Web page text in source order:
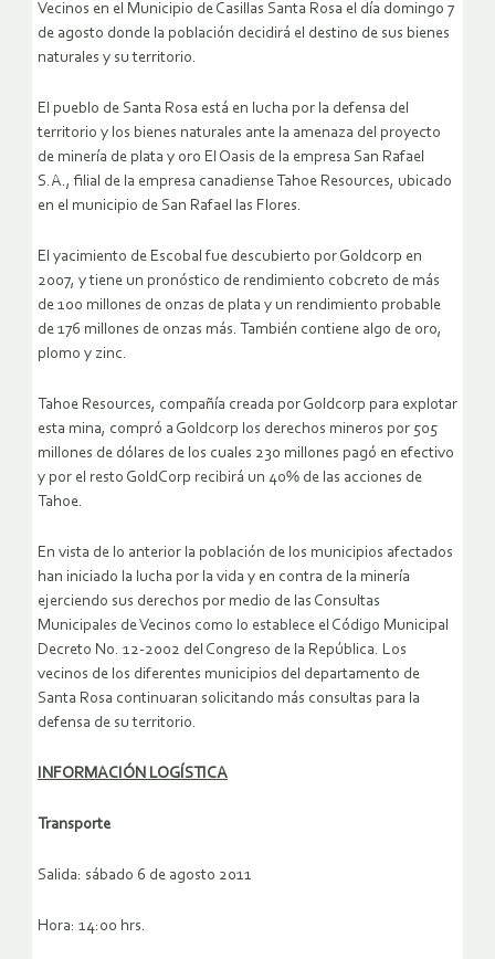
Vecinos en el Municipio de Casillas Santa Rosa el día domingo 7
de agosto donde la población decidirá el destino de sus bienes
naturales y su territorio.
El pueblo de Santa Rosa está en lucha por la defensa del
territorio y los bienes naturales ante la amenaza del proyecto
de minería de plata y oro El Oasis de la empresa San Rafael
S.A., filial de la empresa canadiense Tahoe Resources, ubicado
en el municipio de San Rafael las Flores.
El yacimiento de Escobal fue descubierto por Goldcorp en
2007, y tiene un pronóstico de rendimiento cobcreto de más
de 100 millones de onzas de plata y un rendimiento probable
de 176 millones de onzas más. También contiene algo de oro,
plomo y zinc.
Tahoe Resources, compañía creada por Goldcorp para explotar
esta mina, compró a Goldcorp los derechos mineros por 505
millones de dólares de los cuales 230 millones pagó en efectivo
y por el resto GoldCorp recibirá un 40% de las acciones de
Tahoe.
En vista de lo anterior la población de los municipios afectados
han iniciado la lucha por la vida y en contra de la minería
ejerciendo sus derechos por medio de las Consultas
Municipales de Vecinos como lo establece el Código Municipal
Decreto No. 12-2002 del Congreso de la República. Los
vecinos de los diferentes municipios del departamento de
Santa Rosa continuaran solicitando más consultas para la
defensa de su territorio.
INFORMACIÓN LOGÍSTICA
Transporte
Salida: sábado 6 de agosto 2011
Hora: 14:00 hrs.